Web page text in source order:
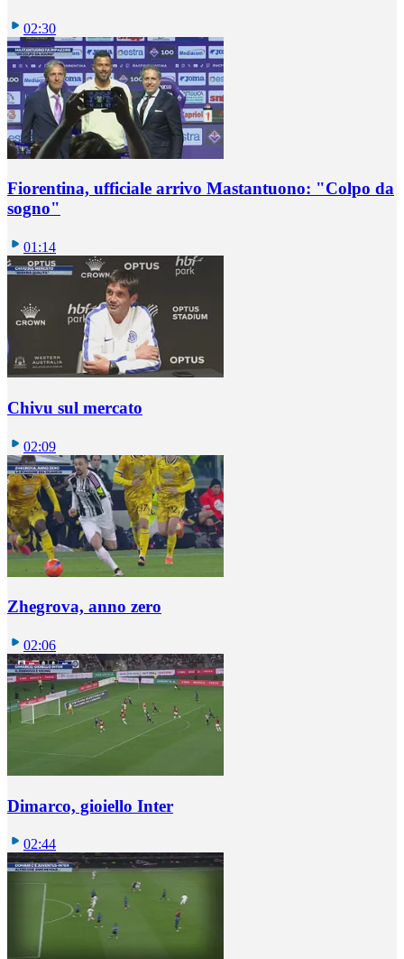
02:30
Fiorentina, ufficiale arrivo Mastantuono: "Colpo da
sogno"
01:14
Chivu sul mercato
02:09
Zhegrova, anno zero
02:06
Dimarco, gioiello Inter
02:44